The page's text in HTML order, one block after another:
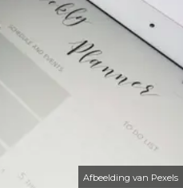
Afbeelding van Pexels